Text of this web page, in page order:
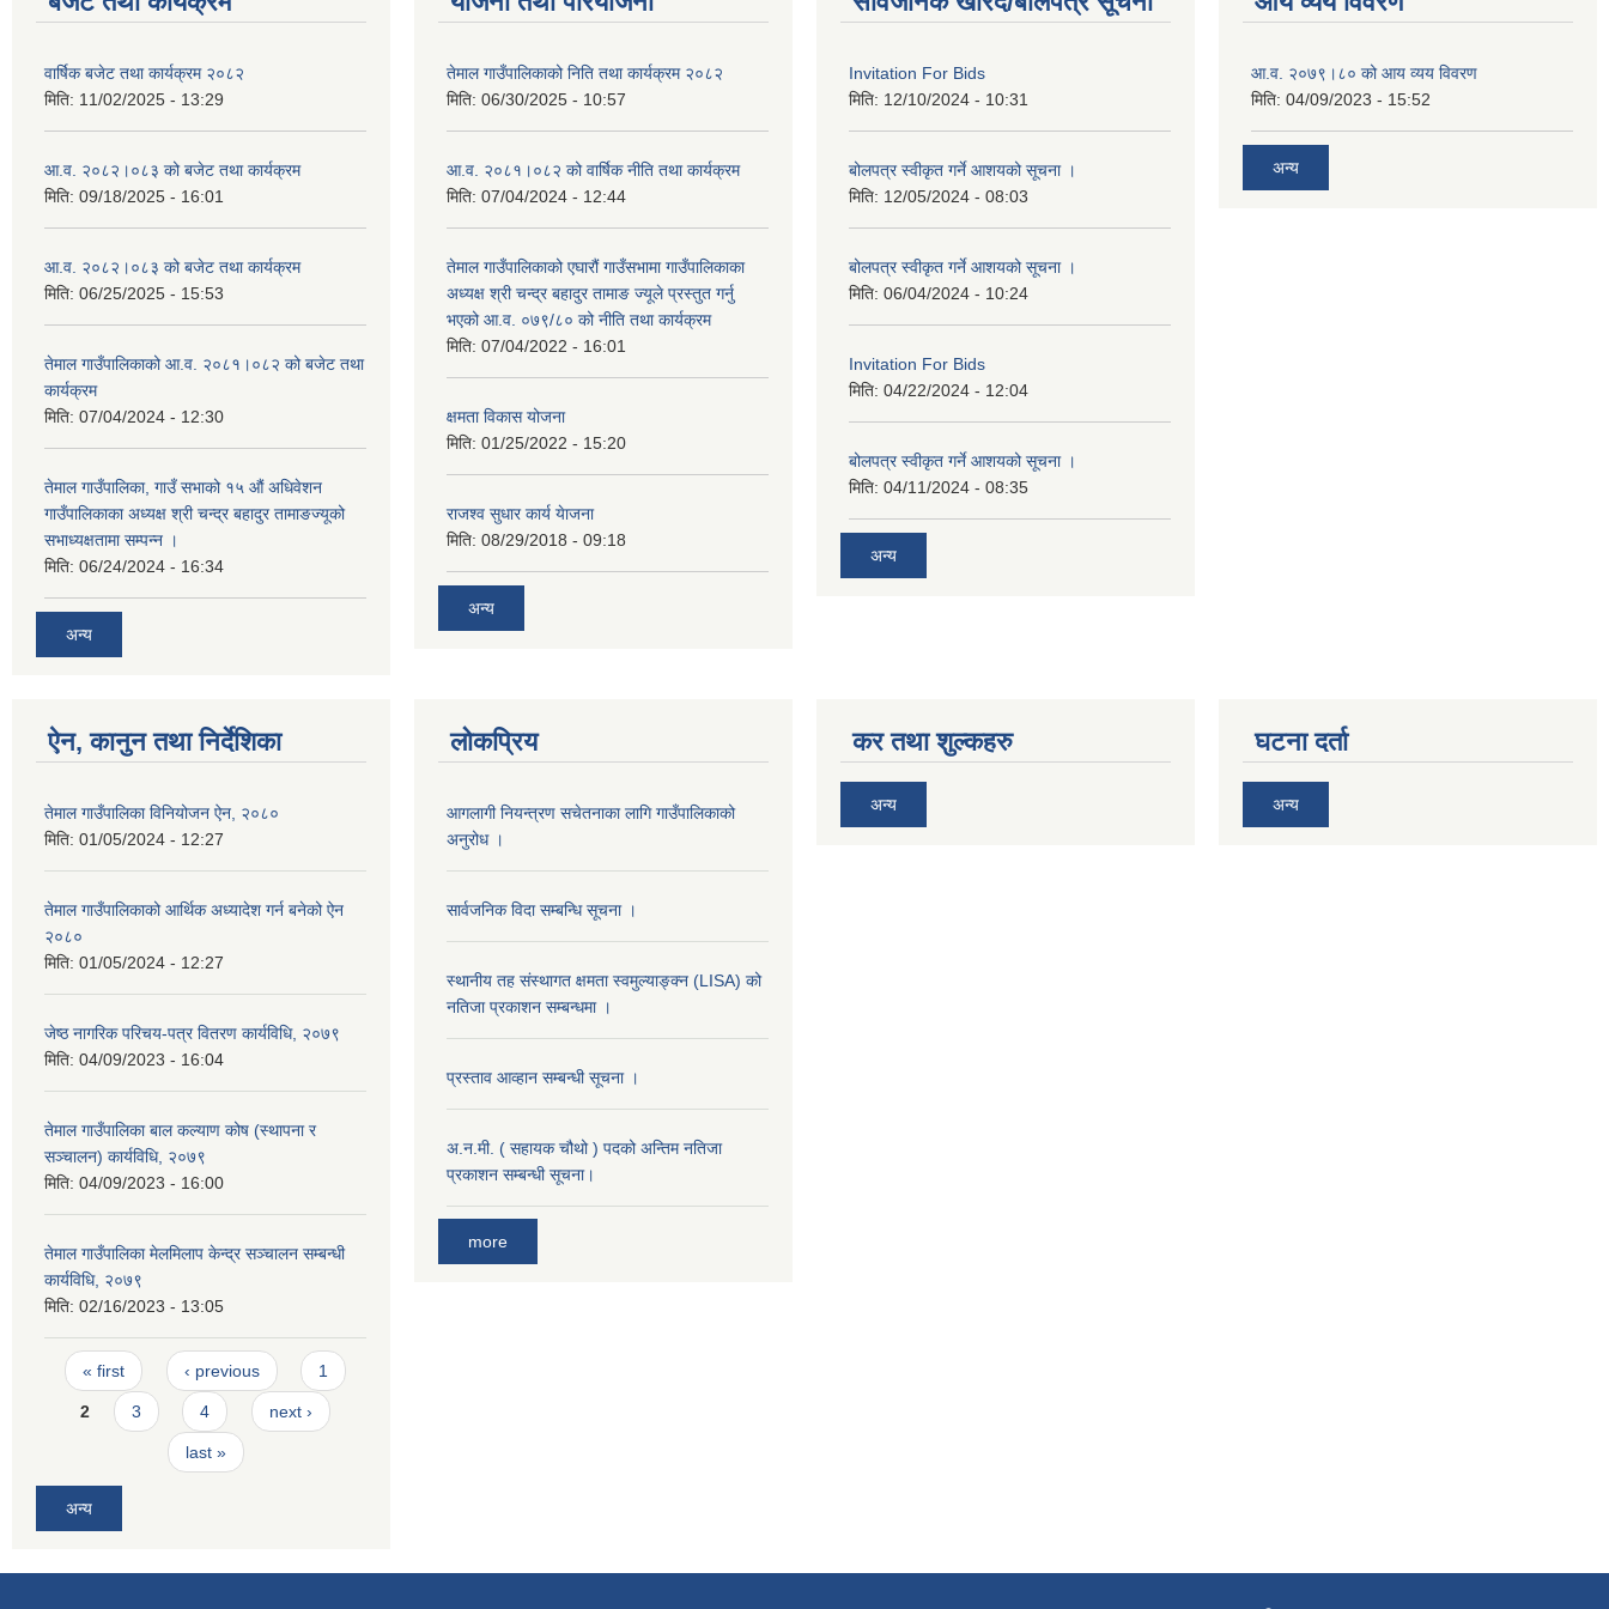
वार्षिक बजेट तथा कार्यक्रम २०८२
मिति: 11/02/2025 - 13:29
आ.व. २०८२।०८३ को बजेट तथा कार्यक्रम
मिति: 09/18/2025 - 16:01
आ.व. २०८२।०८३ को बजेट तथा कार्यक्रम
मिति: 06/25/2025 - 15:53
तेमाल गाउँपालिकाको आ.व. २०८१।०८२ को बजेट तथा
कार्यक्रम
मिति: 07/04/2024 - 12:30
तेमाल गाउँपालिका, गाउँ सभाको १५ औं अधिवेशन
गाउँपालिकाका अध्यक्ष श्री चन्द्र बहादुर तामाङज्यूको
सभाध्यक्षतामा सम्पन्न ।
मिति: 06/24/2024 - 16:34
अन्य
तेमाल गाउँपालिकाको निति तथा कार्यक्रम २०८२
मिति: 06/30/2025 - 10:57
आ.व. २०८१।०८२ को वार्षिक नीति तथा कार्यक्रम
मिति: 07/04/2024 - 12:44
तेमाल गाउँपालिकाको एघारौं गाउँसभामा गाउँपालिकाका
अध्यक्ष श्री चन्द्र बहादुर तामाङ ज्यूले प्रस्तुत गर्नु
भएको आ.व. ०७९/८० को नीति तथा कार्यक्रम
मिति: 07/04/2022 - 16:01
क्षमता विकास योजना
मिति: 01/25/2022 - 15:20
राजश्व सुधार कार्य येाजना
मिति: 08/29/2018 - 09:18
अन्य
Invitation For Bids
मिति: 12/10/2024 - 10:31
बोलपत्र स्वीकृत गर्ने आशयको सूचना ।
मिति: 12/05/2024 - 08:03
बोलपत्र स्वीकृत गर्ने आशयको सूचना ।
मिति: 06/04/2024 - 10:24
Invitation For Bids
मिति: 04/22/2024 - 12:04
बोलपत्र स्वीकृत गर्ने आशयको सूचना ।
मिति: 04/11/2024 - 08:35
अन्य
आ.व. २०७९।८० को आय व्यय विवरण
मिति: 04/09/2023 - 15:52
अन्य
ऐन, कानुन तथा निर्देशिका
तेमाल गाउँपालिका विनियोजन ऐन, २०८०
मिति: 01/05/2024 - 12:27
तेमाल गाउँपालिकाको आर्थिक अध्यादेश गर्न बनेको ऐन
२०८०
मिति: 01/05/2024 - 12:27
जेष्ठ नागरिक परिचय-पत्र वितरण कार्यविधि, २०७९
मिति: 04/09/2023 - 16:04
तेमाल गाउँपालिका बाल कल्याण कोष (स्थापना र
सञ्चालन) कार्यविधि, २०७९
मिति: 04/09/2023 - 16:00
तेमाल गाउँपालिका मेलमिलाप केन्द्र सञ्चालन सम्बन्धी
कार्यविधि, २०७९
मिति: 02/16/2023 - 13:05
Pages
« first ‹ previous 1
2 3 4 next ›
last »
अन्य
लोकप्रिय
आगलागी नियन्त्रण सचेतनाका लागि गाउँपालिकाको
अनुरोध ।
सार्वजनिक विदा सम्बन्धि सूचना ।
स्थानीय तह संस्थागत क्षमता स्वमुल्याङ्क्न (LISA) को
नतिजा प्रकाशन सम्बन्धमा ।
प्रस्ताव आव्हान सम्बन्धी सूचना ।
अ.न.मी. ( सहायक चौथो ) पदको अन्तिम नतिजा
प्रकाशन सम्बन्धी सूचना।
more
कर तथा शुल्कहरु
अन्य
घटना दर्ता
अन्य